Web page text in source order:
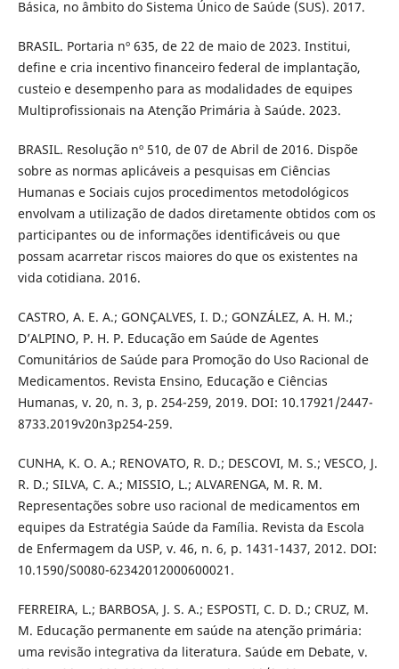
Básica, no âmbito do Sistema Único de Saúde (SUS). 2017.
BRASIL. Portaria nº 635, de 22 de maio de 2023. Institui,
define e cria incentivo financeiro federal de implantação,
custeio e desempenho para as modalidades de equipes
Multiprofissionais na Atenção Primária à Saúde. 2023.
BRASIL. Resolução nº 510, de 07 de Abril de 2016. Dispõe
sobre as normas aplicáveis a pesquisas em Ciências
Humanas e Sociais cujos procedimentos metodológicos
envolvam a utilização de dados diretamente obtidos com os
participantes ou de informações identificáveis ou que
possam acarretar riscos maiores do que os existentes na
vida cotidiana. 2016.
CASTRO, A. E. A.; GONÇALVES, I. D.; GONZÁLEZ, A. H. M.;
D’ALPINO, P. H. P. Educação em Saúde de Agentes
Comunitários de Saúde para Promoção do Uso Racional de
Medicamentos. Revista Ensino, Educação e Ciências
Humanas, v. 20, n. 3, p. 254-259, 2019. DOI: 10.17921/2447-
8733.2019v20n3p254-259.
CUNHA, K. O. A.; RENOVATO, R. D.; DESCOVI, M. S.; VESCO, J.
R. D.; SILVA, C. A.; MISSIO, L.; ALVARENGA, M. R. M.
Representações sobre uso racional de medicamentos em
equipes da Estratégia Saúde da Família. Revista da Escola
de Enfermagem da USP, v. 46, n. 6, p. 1431-1437, 2012. DOI:
10.1590/S0080-62342012000600021.
FERREIRA, L.; BARBOSA, J. S. A.; ESPOSTI, C. D. D.; CRUZ, M.
M. Educação permanente em saúde na atenção primária:
uma revisão integrativa da literatura. Saúde em Debate, v.